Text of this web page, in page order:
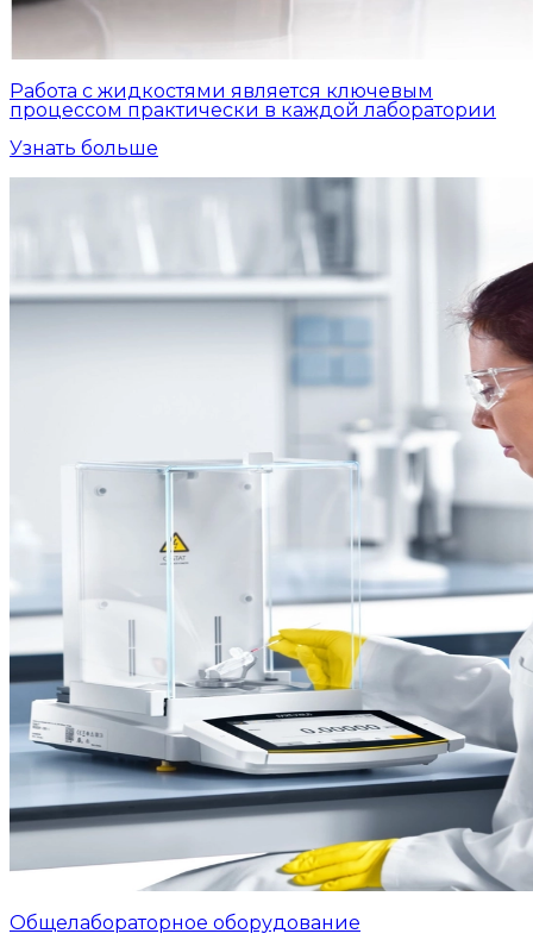
Работа с жидкостями является ключевым
процессом практически в каждой лаборатории
Узнать больше
Общелабораторное оборудование